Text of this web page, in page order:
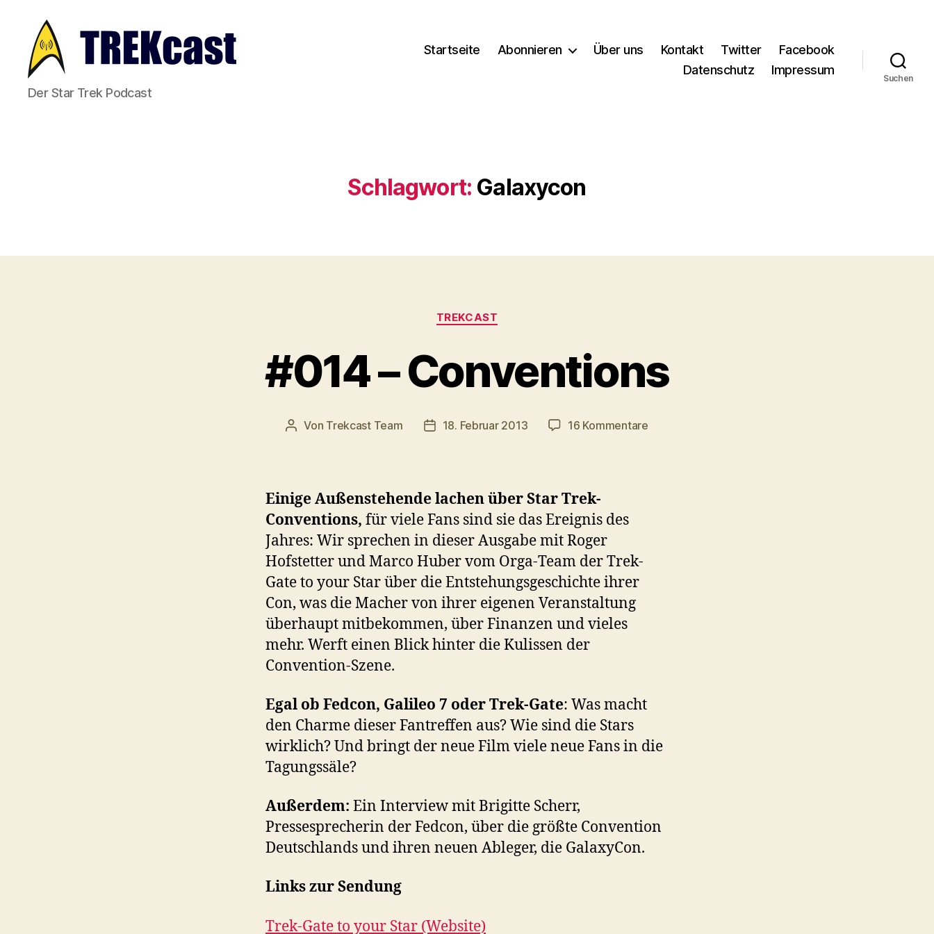
Trekcast
Der Star Trek Podcast
Startseite Abonnieren Über uns Kontakt Twitter
Facebook
Datenschutz
Impressum
Suchen
Schlagwort: Galaxycon
Kategorien
TREKCAST
#014 – Conventions
Beitragsautor
Von Trekcast Team Veröffentlichungsdatum
18. Februar 2013 16 Kommentarezu
Einige Außenstehende lachen über Star Trek-
Conventions, für viele Fans sind sie das Ereignis des
Jahres: Wir sprechen in dieser Ausgabe mit Roger
Hofstetter und Marco Huber vom Orga-Team der Trek-
Gate to your Star über die Entstehungsgeschichte ihrer
Con, was die Macher von ihrer eigenen Veranstaltung
überhaupt mitbekommen, über Finanzen und vieles
mehr. Werft einen Blick hinter die Kulissen der
Convention-Szene.
Egal ob Fedcon, Galileo 7 oder Trek-Gate: Was macht
den Charme dieser Fantreffen aus? Wie sind die Stars
wirklich? Und bringt der neue Film viele neue Fans in die
Tagungssäle?
Außerdem: Ein Interview mit Brigitte Scherr,
Pressesprecherin der Fedcon, über die größte Convention
Deutschlands und ihren neuen Ableger, die GalaxyCon.
Links zur Sendung
Trek-Gate to your Star (Website)